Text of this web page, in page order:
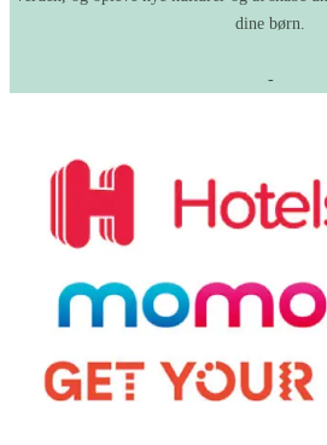
dine børn.
-